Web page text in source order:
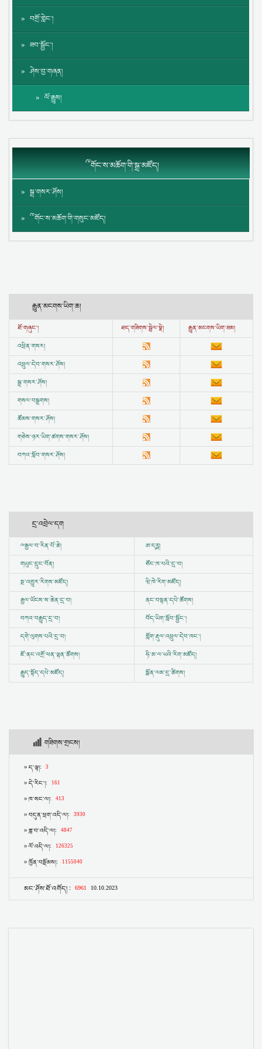
བགྲོ་གླེང་།
ཟབ་སྦྱོང་།
ཤེས་བྱ་གཞན།
ལོ་རྒྱུས།
༸གོང་ས་མཆོག་གི་སྒྲ་མཛོད།
སྒྲ་གསར་ཤོས།
༸གོང་ས་མཆོག་གི་གསུང་མཛོད།
རྒྱུན་མངགས་ཡིག་ཆ།
ཐོ་གཞུང་། ཐད་གཟིགས་སྦྲེལ་སྣེ།
རྒྱུན་མངགས་ཡིག་ཟམ།
འཕྲིན་གསར།
འཕྲུལ་དེབ་གསར་ཤོས།
སྒྲ་གསར་ཤོས།
གསལ་བསྒྲགས།
ཚོམས་གསར་ཤོས།
གཅེས་ཉར་ཡིག་ཚགས་གསར་ཤོས།
བཀའ་སློབ་གསར་ཤོས།
དྲ་འབྲེལ་དག
ྋརྒྱལ་བ་རིན་པོ་ཆེ།
ཨ་དཪྴ།
གཡུང་དྲུང་བོན།
ཙོང་ཁ་པའི་དྲ་བ།
སྔ་འགྱུར་རིགས་མཛོད།
ཝི་ཁེ་རིག་མཛོད།
རྒྱལ་ཡོངས་ས་ཆེན་དྲ་བ།
ནང་བསྟན་དཔེ་ཚོགས།
བཀའ་བརྒྱུད་དྲ་བ།
བོད་ཡིག་སློབ་སྦྱོང་།
དགེ་ལུགས་པའི་དྲ་བ།
གློག་རྡུལ་འཕྲུལ་དེབ་ཁང་།
ཇོ་ནང་འགྲོ་ཕན་ལྷན་ཚོགས།
ཧི་མ་ལ་ཡའི་རིག་མཛོད།
རྒྱུད་སྟོད་དཔེ་མཛོད།
སྨོན་ལམ་དྲ་ཚིགས།